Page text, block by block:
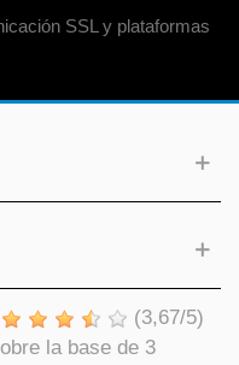
SSL y plataformas
(3,67/5)
la base de 3